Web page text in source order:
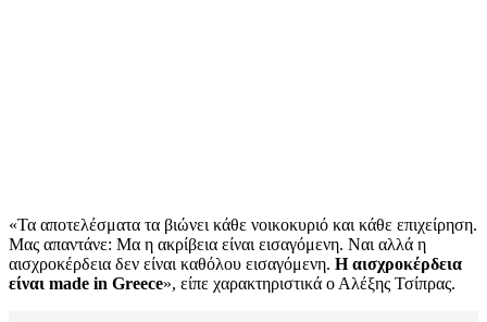
«Τα αποτελέσματα τα βιώνει κάθε νοικοκυριό και κάθε επιχείρηση.
Μας απαντάνε: Μα η ακρίβεια είναι εισαγόμενη. Ναι αλλά η
αισχροκέρδεια δεν είναι καθόλου εισαγόμενη. Η αισχροκέρδεια
είναι made in Greece», είπε χαρακτηριστικά ο Αλέξης Τσίπρας.